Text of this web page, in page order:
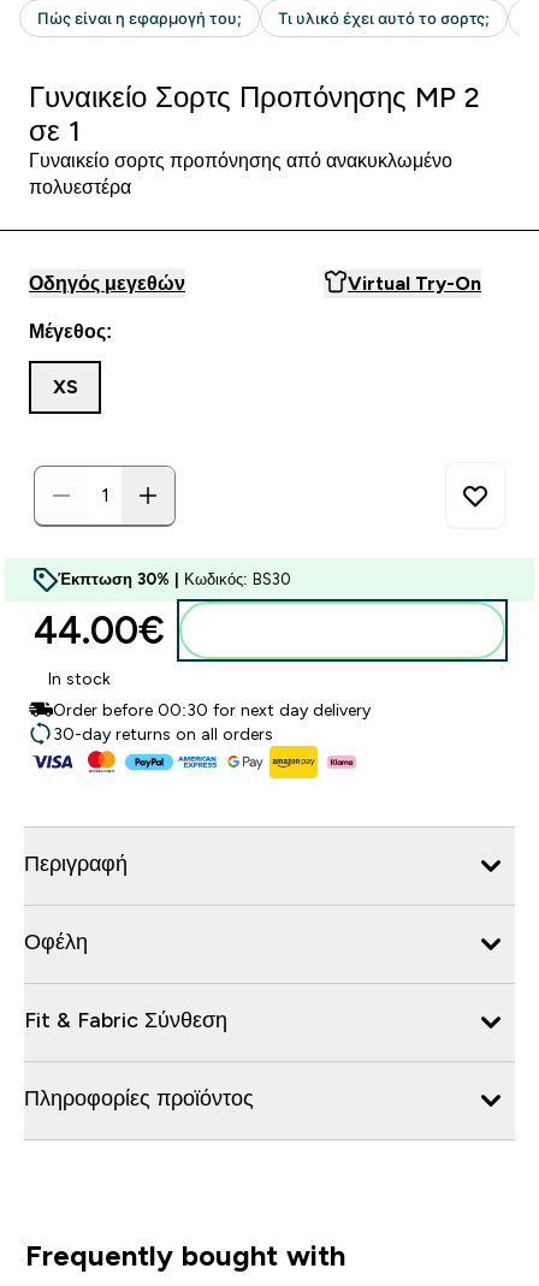
Γυναικείο Σορτς Προπόνησης MP 2
σε 1
Γυναικείο σορτς προπόνησης από ανακυκλωμένο
πολυεστέρα
Οδηγός μεγεθών Virtual Try-On
Μέγεθος:
XS
Έκπτωση 30% | Κωδικός: BS30
44.00€‎
In stock
Order before 00:30 for next day delivery
30-day returns on all orders
Περιγραφή
Οφέλη
Fit & Fabric Σύνθεση
Πληροφορίες προϊόντος
Frequently bought with